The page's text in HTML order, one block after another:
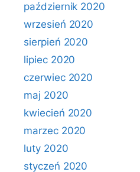
październik 2020
wrzesień 2020
sierpień 2020
lipiec 2020
czerwiec 2020
maj 2020
kwiecień 2020
marzec 2020
luty 2020
styczeń 2020